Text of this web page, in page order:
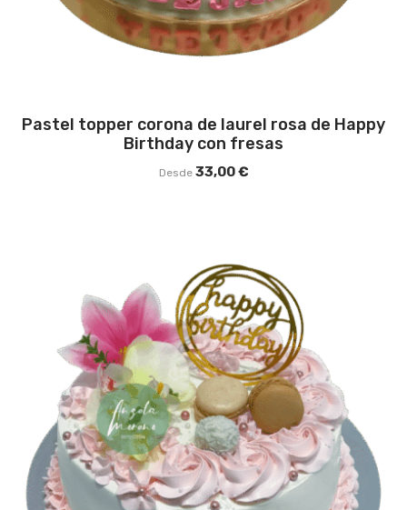
Pastel topper corona de laurel rosa de Happy
Birthday con fresas
Desde 33,00€